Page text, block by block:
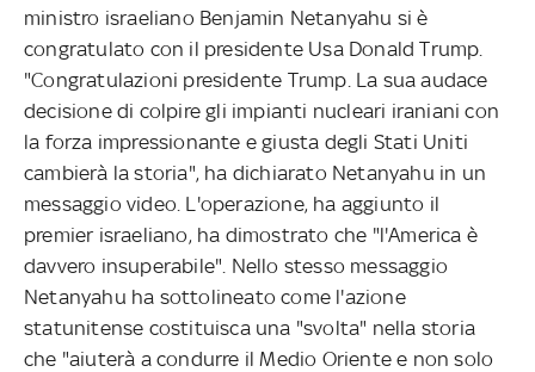
ministro israeliano Benjamin Netanyahu si è
congratulato con il presidente Usa Donald Trump.
"Congratulazioni presidente Trump. La sua audace
decisione di colpire gli impianti nucleari iraniani con
la forza impressionante e giusta degli Stati Uniti
cambierà la storia", ha dichiarato Netanyahu in un
messaggio video. L'operazione, ha aggiunto il
premier israeliano, ha dimostrato che "l'America è
davvero insuperabile". Nello stesso messaggio
Netanyahu ha sottolineato come l'azione
statunitense costituisca una "svolta" nella storia
che "aiuterà a condurre il Medio Oriente e non solo